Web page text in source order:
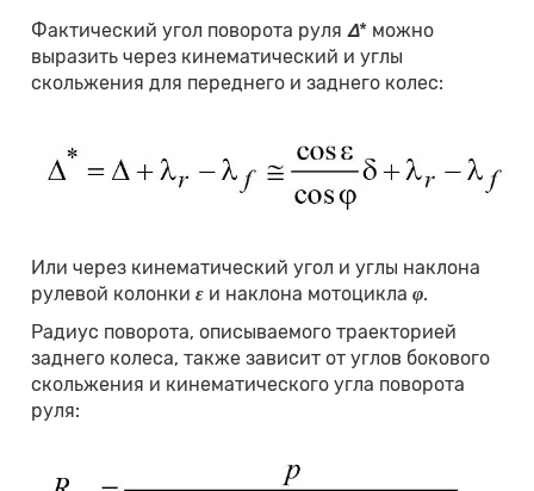
Фактический угол поворота руля∆* можно
выразить через кинематический и углы
скольжения для переднего и заднего колес:
Или через кинематический угол и углы наклона
рулевой колонкиε и наклона мотоциклаφ.
Радиус поворота, описываемого траекторией
заднего колеса, также зависит от углов бокового
скольжения и кинематического угла поворота
руля: